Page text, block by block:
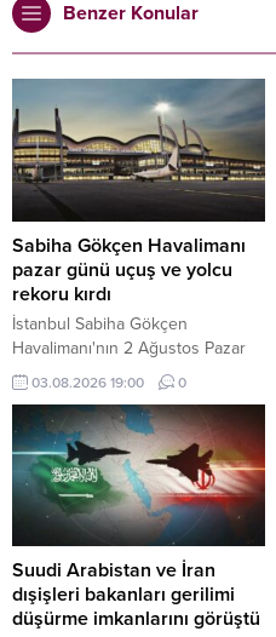
Benzer Konular
Sabiha Gökçen Havalimanı
pazar günü uçuş ve yolcu
rekoru kırdı
İstanbul Sabiha Gökçen
Havalimanı'nın 2 Ağustos Pazar
günü 919 uçuş ve 174 bin 325
yolcuya hizmet vererek uçuş ve
yolcu rekoru kırdığı bildirildi.
03.08.2026 19:00 0
Suudi Arabistan ve İran
dışişleri bakanları gerilimi
düşürme imkanlarını görüştü